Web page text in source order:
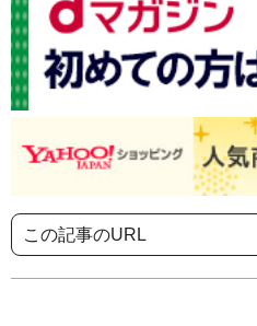
この記事のURL